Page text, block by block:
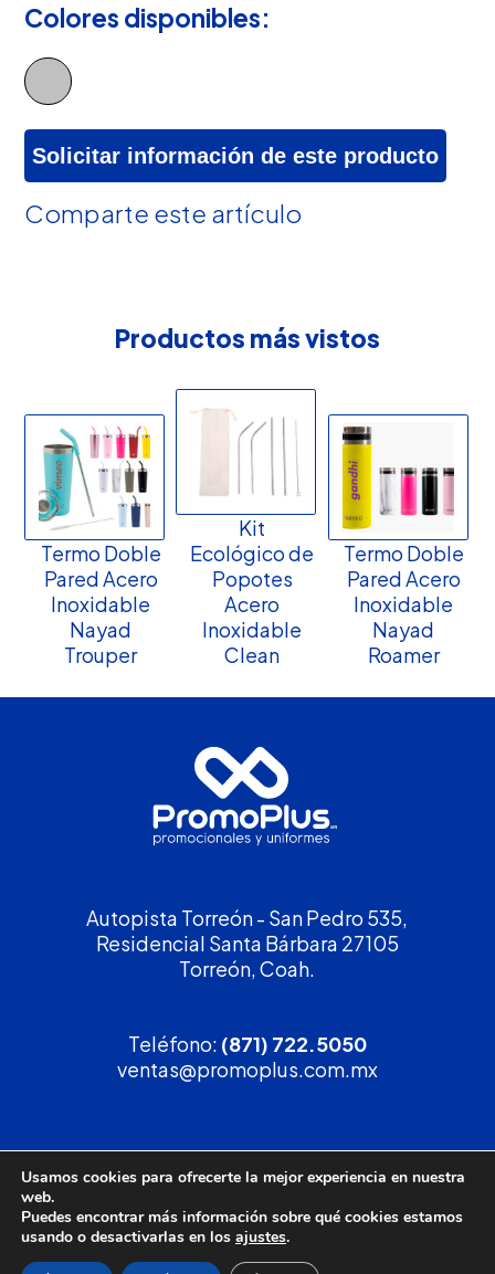
Colores disponibles:
Solicitar información de este producto
Comparte este artículo
Productos más vistos
Termo Doble
Pared Acero
Inoxidable
Nayad
Trouper
Kit
Ecológico de
Popotes
Acero
Inoxidable
Clean
Termo Doble
Pared Acero
Inoxidable
Nayad
Roamer
Autopista Torreón - San Pedro 535,
Residencial Santa Bárbara 27105
Torreón, Coah.
Teléfono: (871) 722.5050
ventas@promoplus.com.mx
¡Solicita tucotización!
(800) 90 PROMO
Usamos cookies para ofrecerte la mejor experiencia en nuestra
web.
Puedes encontrar más información sobre qué cookies estamos
usando o desactivarlas en los ajustes.